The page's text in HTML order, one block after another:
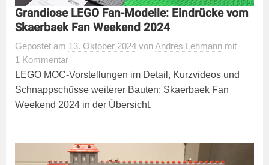
Grandiose LEGO Fan-Modelle: Eindrücke vom
Skaerbaek Fan Weekend 2024
Gepostet am 13. Oktober 2024 vonAndres Lehmann mit
1 Kommentar
LEGO MOC-Vorstellungen im Detail, Kurzvideos und
Schnappschüsse weiterer Bauten: Skaerbaek Fan
Weekend 2024 in der Übersicht.